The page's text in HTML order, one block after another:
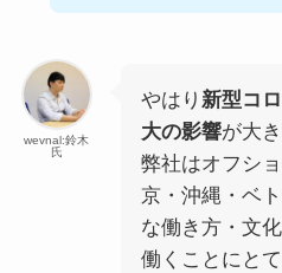
wevnal:鈴木
氏
やはり 新型コ
大の影響が大
弊社はオフシ
京・沖縄・ベ
な働き方・文
働くことにと